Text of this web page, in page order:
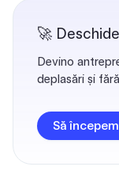
🚀
Devino
deplasări și
Să începem